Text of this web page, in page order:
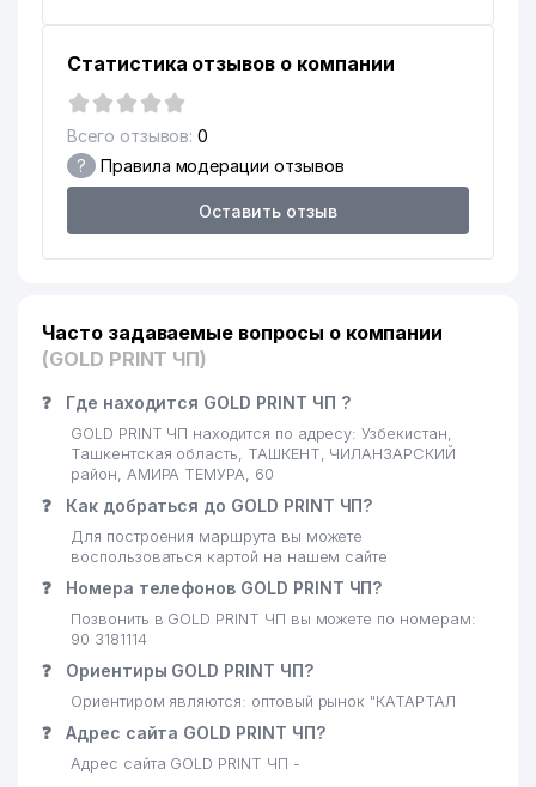
Статистика отзывов о компании
Всего отзывов: 0
? Правила модерации отзывов
Оставить отзыв
Часто задаваемые вопросы о компании
(GOLD PRINT ЧП)
❓ Где находится GOLD PRINT ЧП ?
GOLD PRINT ЧП находится по адресу: Узбекистан,
Ташкентская область, ТАШКЕНТ, ЧИЛАНЗАРСКИЙ
район, АМИРА ТЕМУРА, 60
❓ Как добраться до GOLD PRINT ЧП?
Для построения маршрута вы можете
воспользоваться картой на нашем сайте
❓ Номера телефонов GOLD PRINT ЧП?
Позвонить в GOLD PRINT ЧП вы можете по номерам:
90 3181114
❓ Ориентиры GOLD PRINT ЧП?
Ориентиром являются: оптовый рынок "КАТАРТАЛ
❓ Адрес сайта GOLD PRINT ЧП?
Адрес сайта GOLD PRINT ЧП -